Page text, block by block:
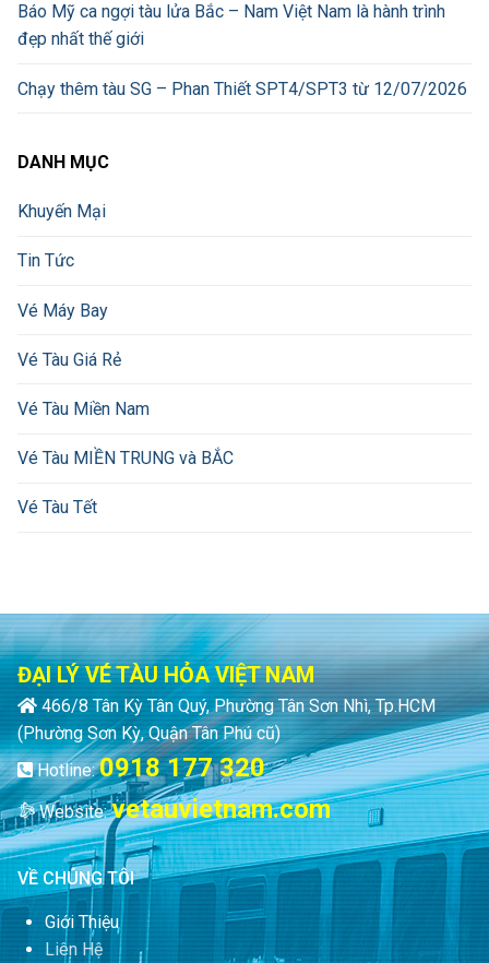
Báo Mỹ ca ngợi tàu lửa Bắc – Nam Việt Nam là hành trình
đẹp nhất thế giới
Chạy thêm tàu SG – Phan Thiết SPT4/SPT3 từ 12/07/2026
DANH MỤC
Khuyến Mại
Tin Tức
Vé Máy Bay
Vé Tàu Giá Rẻ
Vé Tàu Miền Nam
Vé Tàu MIỀN TRUNG và BẮC
Vé Tàu Tết
ĐẠI LÝ VÉ TÀU HỎA VIỆT NAM
466/8 Tân Kỳ Tân Quý, Phường Tân Sơn Nhì, Tp.HCM
(Phường Sơn Kỳ, Quận Tân Phú cũ)
Hotline:0918 177 320
Website:vetauvietnam.com
VỀ CHÚNG TÔI
Giới Thiệu
Liên Hệ